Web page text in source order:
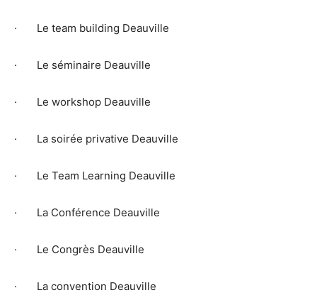
· Le team building Deauville
· Le séminaire Deauville
· Le workshop Deauville
· La soirée privative Deauville
· Le Team Learning Deauville
· La Conférence Deauville
· Le Congrès Deauville
· La convention Deauville